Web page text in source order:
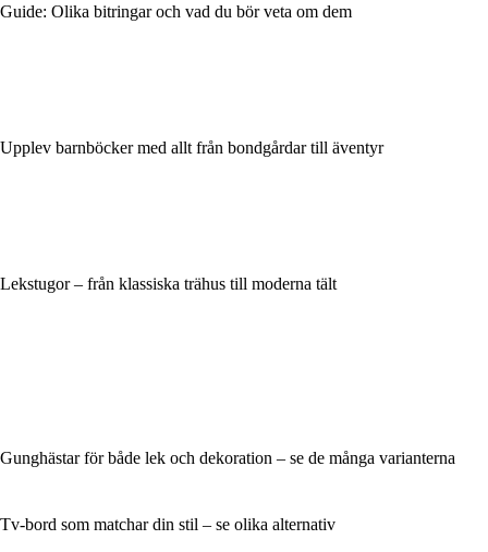
Guide: Olika bitringar och vad du bör veta om dem
Upplev barnböcker med allt från bondgårdar till äventyr
Lekstugor – från klassiska trähus till moderna tält
Gunghästar för både lek och dekoration – se de många varianterna
Tv-bord som matchar din stil – se olika alternativ